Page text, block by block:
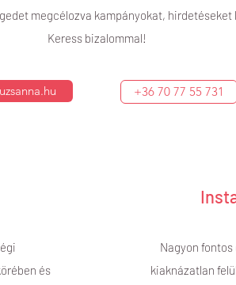
megcélozva kampányokat,
Keress bizalommal!
+36 70 77 55 731
és
Nagyon fontos
kiaknázatlan